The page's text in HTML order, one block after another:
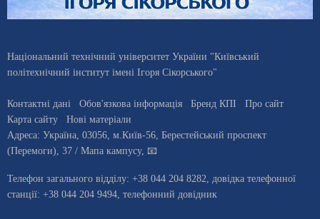
Національний технічний університет України "Київський
політехнічний інститут імені Ігоря Сікорського"
Контактні дані Обов'язкова інформація Бренд КПІ
Про сайт
Карта сайту
Нові матеріали
Адреса: Україна 03056 , м. Київ-56, Берестейський проспект
(Перемоги), 37 / Мапа кампусу, 📧
Телефон загального відділу: +38 044 204 8282 , довiдка телефонної
станцiї: +38 044 204 9494 телефонний довідник